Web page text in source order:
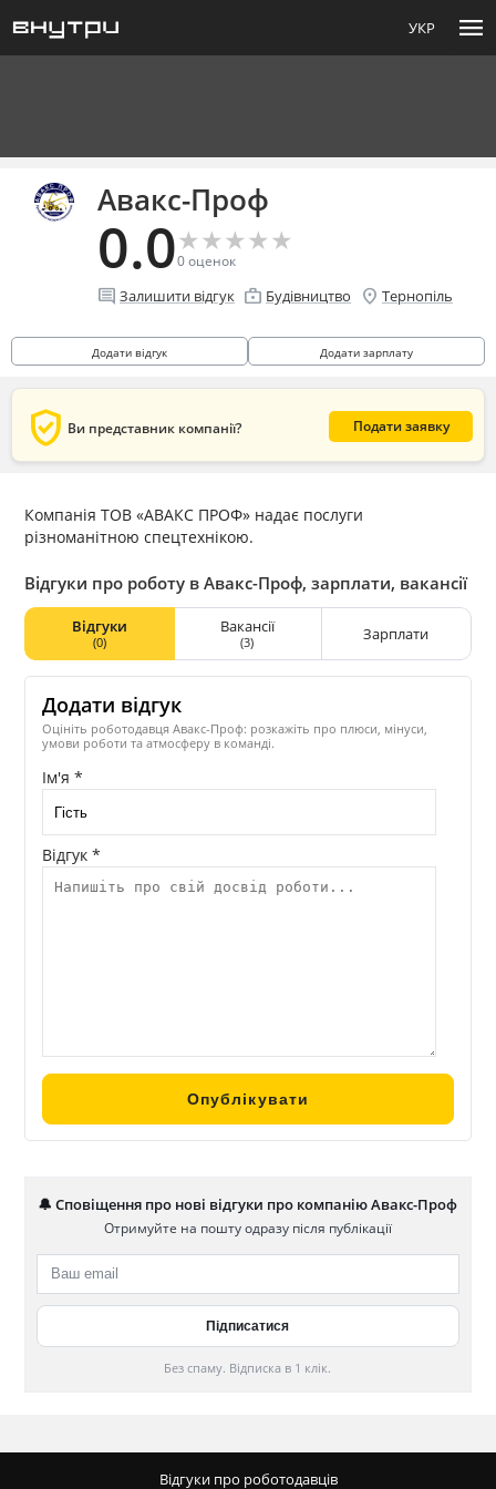
УКР menu
Авакс-Проф
0.0★
★★
★★
★★
★★
★
0оценок
comment Залишити відгук enterprise Будівництво location_on Тернопіль
Додати відгук Додати зарплату
verified_user Ви представник компанії? Подати заявку
Компанія ТОВ «АВАКС ПРОФ» надає послуги
різноманітною спецтехнікою.
Відгуки про роботу в Авакс-Проф, зарплати, вакансії
Відгуки
(0)
Вакансії
(3) Зарплати
Додати відгук
Оцініть роботодавця Авакс-Проф: розкажіть про плюси, мінуси,
умови роботи та атмосферу в команді.
Ім'я *
Відгук *
🔔 Сповіщення про нові відгуки про компанію Авакс-Проф
Отримуйте на пошту одразу після публікації
Без спаму. Відписка в 1 клік.
Відгуки про роботодавців